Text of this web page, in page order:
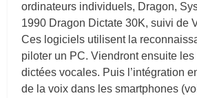
ordinateurs individuels, Dragon,
1990 Dragon Dictate 30K, suivi de
Ces logiciels utilisent la
piloter un PC. Viendront ensuite
dictées vocales. Puis l’intégration
de la voix dans les smartphones